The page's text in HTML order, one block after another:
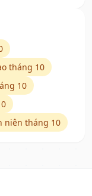
tháng 10
10
niên tháng 10